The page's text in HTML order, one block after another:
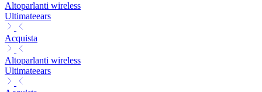
Altoparlanti wireless
Ultimateears
Acquista
Altoparlanti wireless
Ultimateears